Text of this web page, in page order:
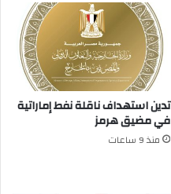
تدين استهداف ناقلة نفط إماراتية
في مضيق هرمز
منذ 9 ساعات